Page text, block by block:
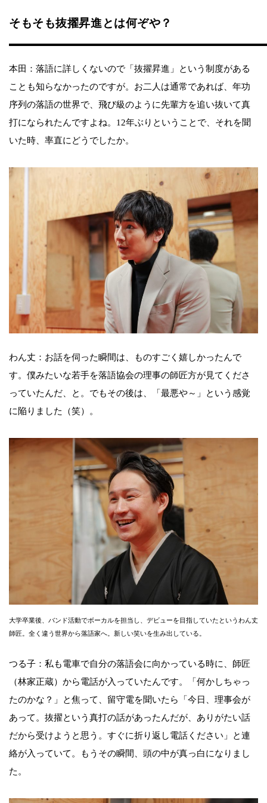
そもそも抜擢昇進とは何ぞや？
本田：落語に詳しくないので「抜擢昇進」という制度がある
ことも知らなかったのですが。お二人は通常であれば、年功
序列の落語の世界で、飛び級のように先輩方を追い抜いて真
打になられたんですよね。12年ぶりということで、それを聞
いた時、率直にどうでしたか。
わん丈：お話を伺った瞬間は、ものすごく嬉しかったんで
す。僕みたいな若手を落語協会の理事の師匠方が見てくださ
っていたんだ、と。でもその後は、「最悪や～」という感覚
に陥りました（笑）。
大学卒業後、バンド活動でボーカルを担当し、デビューを目指していたというわん丈
師匠。全く違う世界から落語家へ。新しい笑いを生み出している。
つる子：私も電車で自分の落語会に向かっている時に、師匠
（林家正蔵）から電話が入っていたんです。「何かしちゃっ
たのかな？」と焦って、留守電を聞いたら「今日、理事会が
あって。抜擢という真打の話があったんだが、ありがたい話
だから受けようと思う。すぐに折り返し電話ください」と連
絡が入っていて。もうその瞬間、頭の中が真っ白になりまし
た。